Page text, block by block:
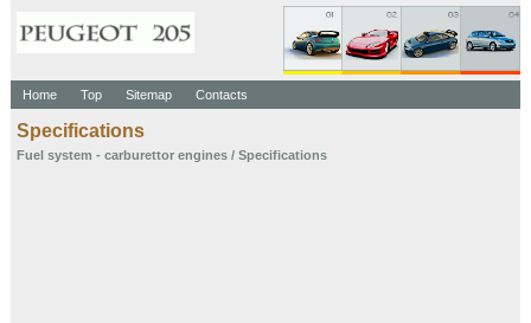
Home Top Sitemap Contacts
Specifications
Fuel system - carburettor engines/ Specifications